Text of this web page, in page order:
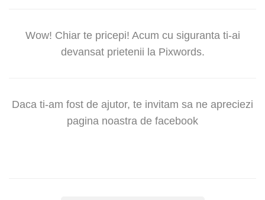
Wow! Chiar te pricepi! Acum cu siguranta ti-ai
devansat prietenii la Pixwords.
Daca ti-am fost de ajutor, te invitam sa ne apreciezi
pagina noastra de facebook